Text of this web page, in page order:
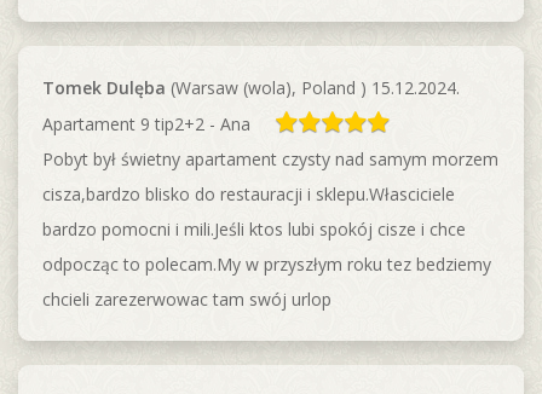
Tomek Dulęba (Warsaw (wola), Poland ) 15.12.2024.
Apartament 9 tip2+2 - Ana
Pobyt był świetny apartament czysty nad samym morzem
cisza,bardzo blisko do restauracji i sklepu.Własciciele
bardzo pomocni i mili.Jeśli ktos lubi spokój cisze i chce
odpocząc to polecam.My w przyszłym roku tez bedziemy
chcieli zarezerwowac tam swój urlop